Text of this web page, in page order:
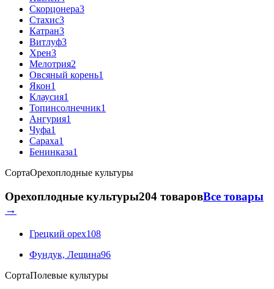
Скорцонера3
Стахис3
Катран3
Витлуф3
Хрен3
Мелотрия2
Овсяный корень1
Якон1
Клаусия1
Топинсолнечник1
Ангурия1
Чуфа1
Сараха1
Бенинказа1
СортаОрехоплодные культуры
Орехоплодные культуры204 товаровВсе товары
→
Грецкий орех108
Фундук, Лещина96
СортаПолевые культуры